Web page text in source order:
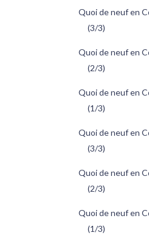
Quoi de neuf en
(3/3)
Quoi de neuf en
(2/3)
Quoi de neuf en
(1/3)
Quoi de neuf en
(3/3)
Quoi de neuf en
(2/3)
Quoi de neuf en
(1/3)